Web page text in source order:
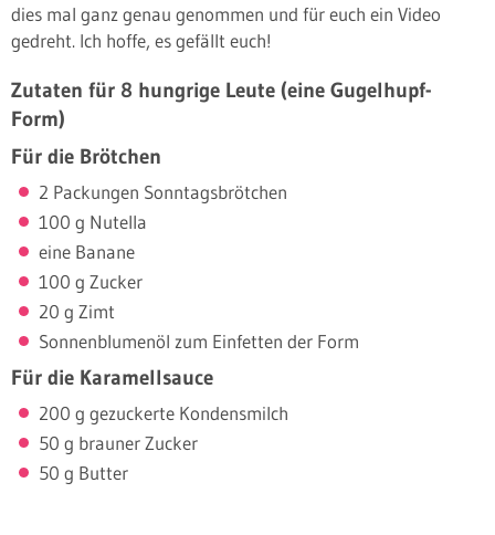
dies mal ganz genau genommen und für euch ein Video
gedreht. Ich hoffe, es gefällt euch!
Zutaten für 8 hungrige Leute (eine Gugelhupf-
Form)
Für die Brötchen
2 Packungen Sonntagsbrötchen
100 g Nutella
eine Banane
100 g Zucker
20 g Zimt
Sonnenblumenöl zum Einfetten der Form
Für die Karamellsauce
200 g gezuckerte Kondensmilch
50 g brauner Zucker
50 g Butter